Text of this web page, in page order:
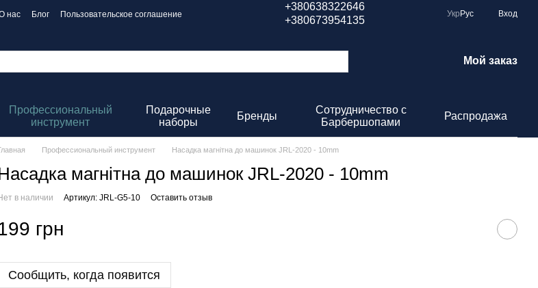
нас Блог
Пользовательское соглашение
+380638322646
+380673954135
Укр Рус Вход
Мой заказ
Профессиональный
инструмент
Подарочные
наборы
Бренды
Сотрудничество с
Барбершопами
Распродажа
Профессиональный инструмент Насадка магнітна до машинок JRL-2020 - 10mm
магнітна до машинок JRL-2020 - 10mm
в наличии Артикул: JRL-G5-10 Оставить отзыв
грн
Сообщить, когда появится